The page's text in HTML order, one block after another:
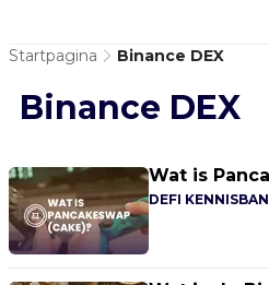
Startpagina Binance DEX
Binance DEX
Wat is
DEFI